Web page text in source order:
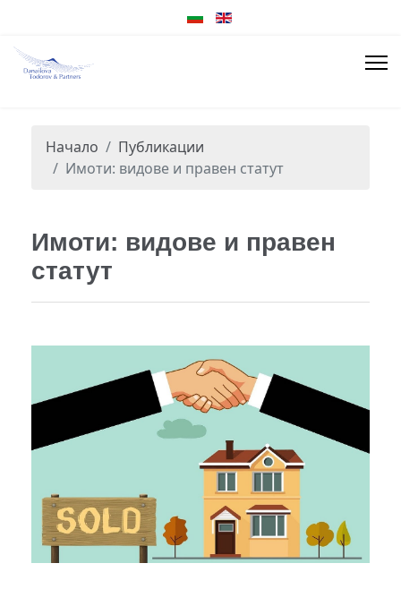
Начало
Публикации
Имоти: видове и правен статут
Имоти: видове и правен
статут